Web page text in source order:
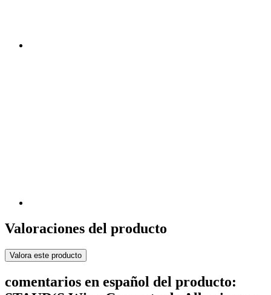
Valoraciones del producto
Valora este producto
comentarios en español del producto: